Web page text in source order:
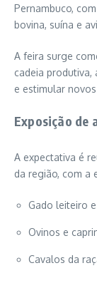
Pernambuco,
bovina, suína e
A feira surge
cadeia
e estimular
Exposição de
A expectativa é
da região, com a
Gado leiteiro
Ovinos e
Cavalos da